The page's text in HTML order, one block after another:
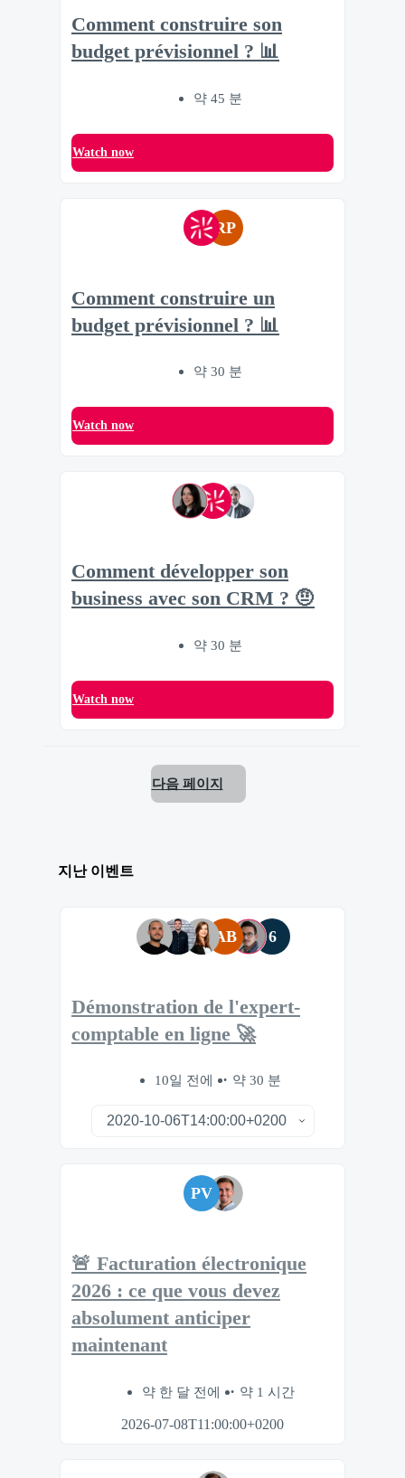
Comment construire son
budget prévisionnel ? 📊
약 45 분
Watch now
RP
Comment construire un
budget prévisionnel ? 📊
약 30 분
Watch now
Comment développer son
business avec son CRM ? 🤨
약 30 분
Watch now
다음 페이지
지난 이벤트
AB 6
Démonstration de l'expert-
comptable en ligne 🚀
10일 전에 약 30 분
PV
🚨 Facturation électronique
2026 : ce que vous devez
absolument anticiper
maintenant
약 한 달 전에 약 1 시간
2026-07-08T11:00:00+0200